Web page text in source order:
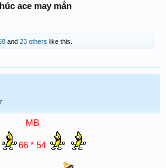
ace may mắn
and 23 others like this.
MB
66 * 54